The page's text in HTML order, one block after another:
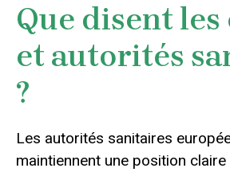
Que disent
et autorités
?
Les autorités sanitaires
maintiennent une position